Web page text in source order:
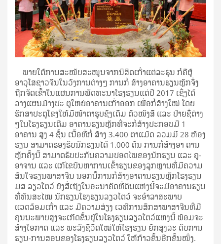
ພາຍໃຕ້ການສະໜັບສະໜູນຈາກນິສິດເກົ່າແຕ່ລະຮຸ່ນ ກໍຄືຜູ້
ອາວຸໂສຊາວຈີນໃນວົງການຕ່າງໆ ການກໍ່ ສ້າງອາຄານຮຽນຫຼັກຈຶ່ງ
ຖືກຈັດເຂົ້າໃນແຜນການພັດທະນາໂຮງຮຽນແຕ່ປີ 2017 ເຊິ່ງໄດ້
ວາງແຜນມ້າງປະ ຕູໃຫຍ່ອາຄານເກົ່າອອກ ເພື່ອກໍ່ສ້າງໃໝ່ ໂດຍ
ຮັກສາປະຕູໂຂງໃຫ້ມີໜ້າຕາຮູບຊົງເດີມ ຕົວໜັງສື ແລະ ປ້າຍຊື່ຕ່າງ
ໆໃນໂຮງຮຽນເດີມ ອາຄານຮຽນຫຼັກທີ່ຈະກໍ່ສ້າງປະກອບມີ 1
ອາຄານ ສູງ 4 ຊັ້ນ ເນື້ອທີ່ກໍ່ ສ້າງ 3.400 ຕາແມັດ ລວມມີ 28 ຫ້ອງ
ຮຽນ ສາມາດຮອງຮັບນັກຮຽນໄດ້ 1.000 ຄົນ ການກໍ່ສ້າງອາ ຄານ
ຫຼັກຄັ້ງນີ້ ສາມາດຮັບປະກັນຄວາມປອດໄພຂອງນັກຮຽນ ແລະ ຄູ-
ອາຈານ ແລະ ແກ້ໄຂບັນຫາການເຂົ້າຮຽນຂອງລູກຫຼານທີ່ມີຄວາມ
ສົນໃຈຮຽນພາສາຈີນ ນອກນີ້ການກໍ່ສ້າງອາຄານຮຽນຫຼັກໂຮງຮຽນ
ມສ ລຽວໂຕວ໌ ຍັງສື່ເຖິງໃນອະນາຄົດທີ່ດິນແຫ່ງນີ້ຈະມີອາຄານຮຽນ
ທີ່ທັນສະໄໝ ນັກຮຽນໂຮງຮຽນລຽວໂຕວ໌ ຈະອໍາລາສະພາບ
ແວດລ້ອມເກົ່າ ແລະ ມີຄວາມສ່ຽງ ເວທີການສຶກສາພາສາຈີນທີ່ມີ
ຄຸນນະພາບສູງຈະເກີດຂຶ້ນຢູ່ໃນໂຮງຮຽນລຽວໂຕວ໌ແຫ່ງນີ້ ພ້ອມຈະ
ສ້າງໂອກາດ ແລະ ພະລັງຊີວິດໃໝ່ໃຫ້ໂຮງຮຽນ ຍົກສູງລະ ດັບການ
ຮຽນ-ການສອນຂອງໂຮງຮຽນລຽວໂຕວ໌ ໃຫ້ກ້າວຂຶ້ນອີກຂັ້ນໜຶ່ງ.